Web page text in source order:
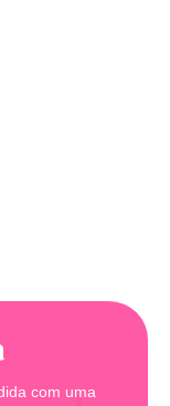
com uma